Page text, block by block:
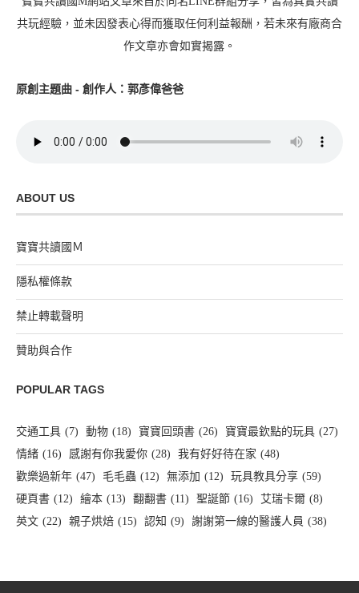
共玩經驗，並未因發表心得而獲取任何利益報酬，若未來有廠商合
作文章亦會如實揭露。
原創主題曲 - 創作人：郭彥偉爸爸
ABOUT US
寶寶共讀國Ｍ
隱私權條款
禁止轉載聲明
贊助與合作
POPULAR TAGS
交通工具 (7) 動物 (18) 寶寶回頭書 (26) 寶寶最欽點的玩具 (27)
情緒 (16) 感謝有你我愛你 (28) 我有好好待在家 (48)
歡樂過新年 (47) 毛毛蟲 (12) 無添加 (12) 玩具教具分享 (59)
硬頁書 (12) 繪本 (13) 翻翻書 (11) 聖誕節 (16) 艾瑞卡爾 (8)
英文 (22) 親子烘焙 (15) 認知 (9) 謝謝第一線的醫護人員 (38)